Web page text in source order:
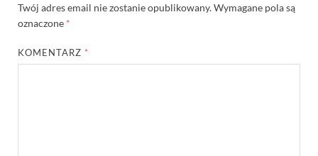
Twój adres email nie zostanie opublikowany.Wymagane pola są
oznaczone *
KOMENTARZ *